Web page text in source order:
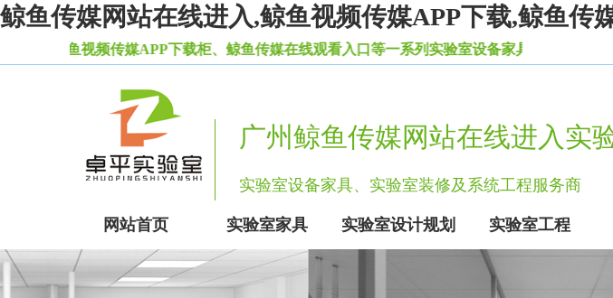
鲸鱼传媒网站在线进入,鲸鱼视频传媒APP下载,鲸鱼传
鲸鱼视频传媒APP下载柜、鲸鱼传媒在线观看入口等一系列实验室设备家具。
广州鲸鱼传媒网站在线进入实
实验室设备家具、实验室装修及系统工程服务商
网站首页 实验室家具 实验室设计规划 实验室工程